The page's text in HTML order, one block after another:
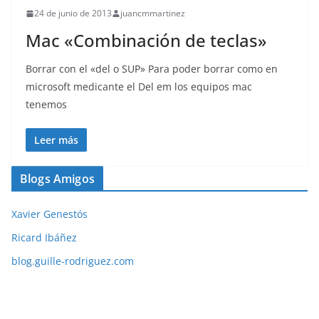
24 de junio de 2013 juancmmartinez
Mac «Combinación de teclas»
Borrar con el «del o SUP» Para poder borrar como en
microsoft medicante el Del em los equipos mac
tenemos
Leer más
Blogs Amigos
Xavier Genestós
Ricard Ibáñez
blog.guille-rodriguez.com